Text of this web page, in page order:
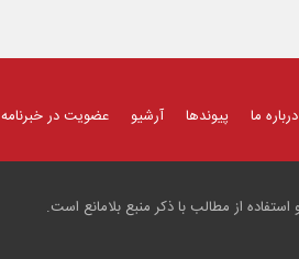
درباره ما پیوندها آرشیو عضویت در خبرنامه
از مطالب با ذکر منبع بلامانع است.